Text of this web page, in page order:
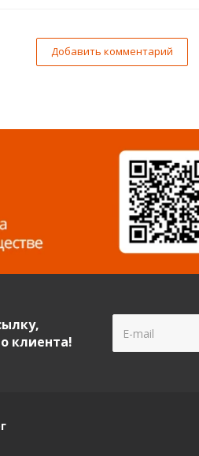
Добавить комментарий
клиента!